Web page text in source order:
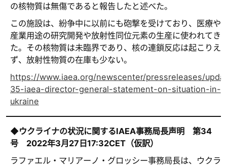
の核物質は無傷であると報告したと述べた。
この施設は、紛争中に以前にも砲撃を受けており、医療や
産業用途の研究開発や放射性同位元素の生産に使われてき
た。その核物質は未臨界であり、核の連鎖反応は起こりえ
ず、放射性物質の在庫も少ない。
https://www.iaea.org/newscenter/pressreleases/
35-iaea-director-general-statement-on-situation-in-
ukraine
◆ウクライナの状況に関するIAEA事務局長声明 第34
号 2022年3月27日17:32CET（仮訳）
ラファエル・マリアーノ・グロッシー事務局長は、ウクラ